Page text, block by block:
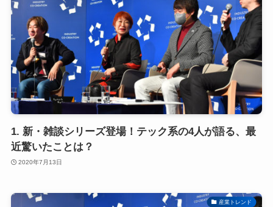
1. 新・雑談シリーズ登場！テック系の4人が語る、最
近驚いたことは？
2020年7月13日
産業トレンド